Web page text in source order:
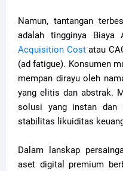
Namun, tantangan
adalah tingginya Biaya
Acquisition Costatau
(ad fatigue). Konsumen
mempan dirayu oleh
yang elitis dan abstrak.
solusi yang instan dan
stabilitas likuiditas
Dalam lanskap
aset digital premium